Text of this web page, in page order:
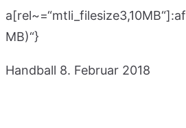
MB)“}
Handball 8. Februar 2018